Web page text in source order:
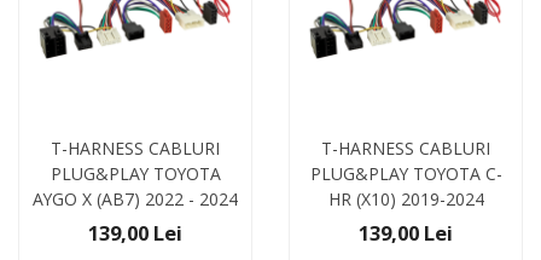
T-HARNESS CABLURI
PLUG&PLAY TOYOTA
AYGO X (AB7) 2022 - 2024
139,00 Lei
T-HARNESS CABLURI
PLUG&PLAY TOYOTA C-
HR (X10) 2019-2024
139,00 Lei